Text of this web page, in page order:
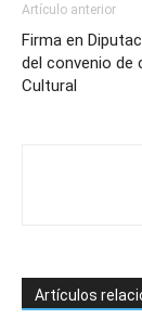
Artículo anterior
Firma en
del convenio de
Cultural
Artículos